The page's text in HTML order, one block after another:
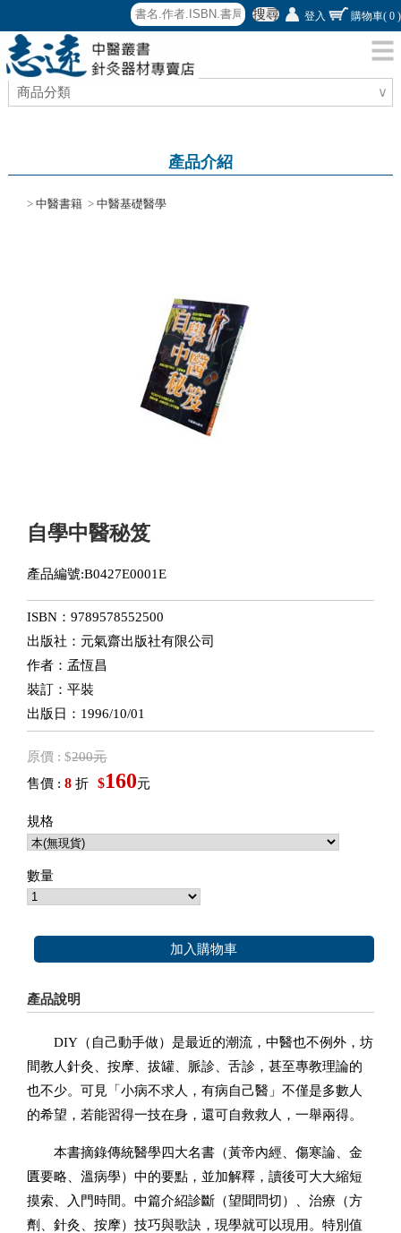
搜尋 登入 購物車( 0 )
商品分類 ∨
產品介紹
>中醫書籍 >中醫基礎醫學
自學中醫秘笈
產品編號:B0427E0001E
ISBN：9789578552500
出版社：元氣齋出版社有限公司
作者：孟恆昌
裝訂：平裝
出版日：1996/10/01
原價 : $200元
售價 :8 折 $160元
規格
數量
加入購物車
產品說明
DIY（自己動手做）是最近的潮流，中醫也不例外，坊
間教人針灸、按摩、拔罐、脈診、舌診，甚至專教理論的
也不少。可見「小病不求人，有病自己醫」不僅是多數人
的希望，若能習得一技在身，還可自救救人，一舉兩得。
本書摘錄傳統醫學四大名書（黃帝內經、傷寒論、金
匱要略、溫病學）中的要點，並加解釋，讀後可大大縮短
摸索、入門時間。中篇介紹診斷（望聞問切）、治療（方
劑、針灸、按摩）技巧與歌訣，現學就可以現用。特別值